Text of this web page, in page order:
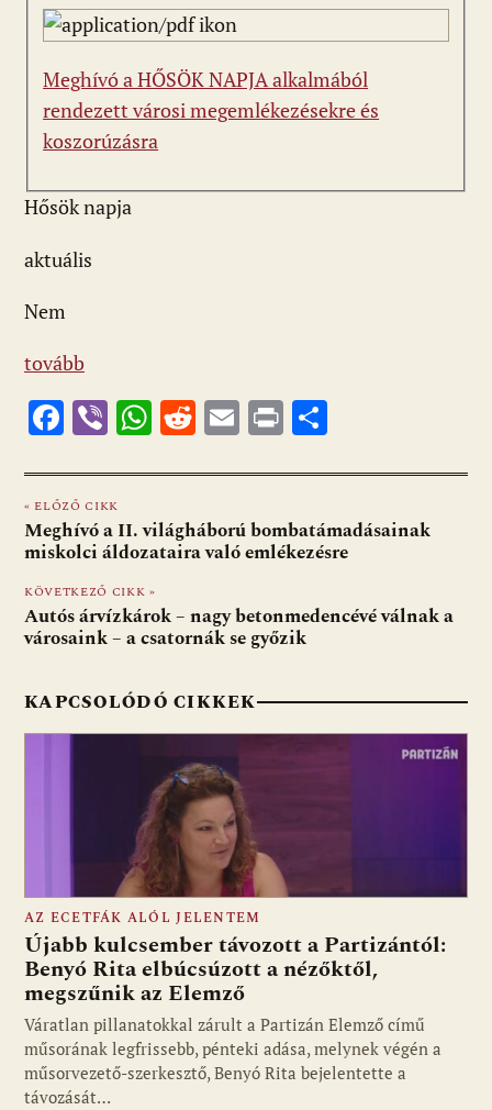
Meghívó a HŐSÖK NAPJA alkalmából
rendezett városi megemlékezésekre és
koszorúzásra
Hősök napja
aktuális
Nem
tovább
F
e
b
o
o
k
Vi
er
W
at
s
A
p
p
R
d
di
t
E
ai
l
Pr
t za
m
e
« ELŐZŐ CIKK
Meghívó a II. világháború bombatámadásainak
miskolci áldozataira való emlékezésre
KÖVETKEZŐ CIKK »
Autós árvízkárok – nagy betonmedencévé válnak a
városaink – a csatornák se győzik
KAPCSOLÓDÓ CIKKEK
Fotó: media1.hu
AZ ECETFÁK ALÓL JELENTEM
Újabb kulcsember távozott a Partizántól:
Benyó Rita elbúcsúzott a nézőktől,
megszűnik az Elemző
Váratlan pillanatokkal zárult a Partizán Elemző című
műsorának legfrissebb, pénteki adása, melynek végén a
műsorvezető-szerkesztő, Benyó Rita bejelentette a
távozását…